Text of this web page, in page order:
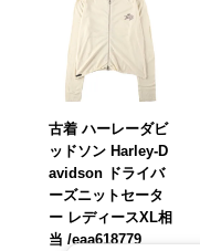
古着 ハーレーダビ
ッドソン Harley-D
avidson ドライバ
ーズニットセータ
ー レディースXL相
当 /eaa618779